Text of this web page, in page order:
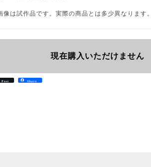
は試作品です。実際の商品とは多少異なります。
現在購入いただけません
Post Share